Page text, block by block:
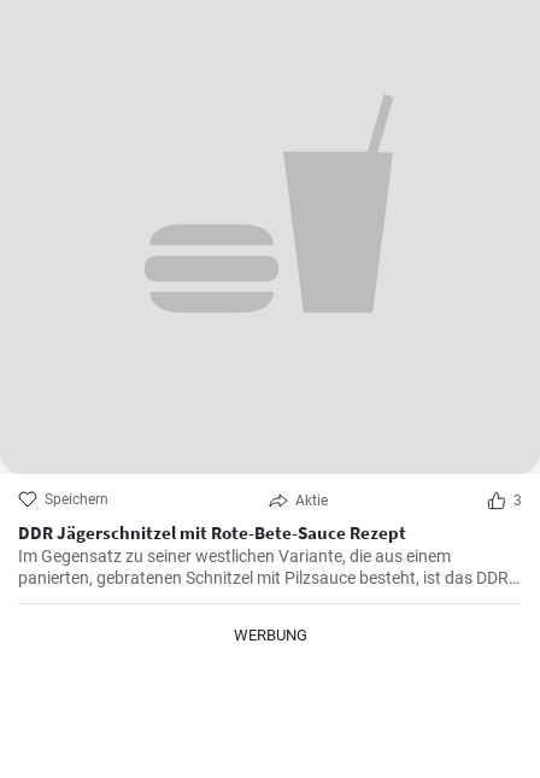
Speichern Aktie 3
DDR Jägerschnitzel mit Rote-Bete-Sauce Rezept
Im Gegensatz zu seiner westlichen Variante, die aus einem
panierten, gebratenen Schnitzel mit Pilzsauce besteht, ist das DDR-
Jägerschnitzel ein paniertes Jagdwurstschnitzel mit
Mahlzeit für die ganze Familie oder Freunde bietet.
WERBUNG